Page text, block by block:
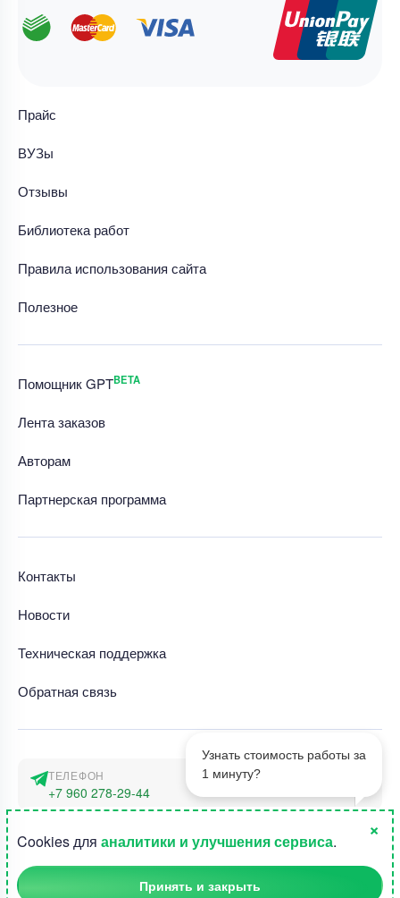
1
Узнать стоимость работы за
1 минуту?
Прайс
ВУЗы
Отзывы
Библиотека работ
Правила использования сайта
Полезное
Помощник GPTBETA
Лента заказов
Авторам
Партнерская программа
Контакты
Новости
Техническая поддержка
Обратная связь
ТЕЛЕФОН
+7 960 278-29-44
г. Москва, наб. Тараса Шевченко 23а
Cookies для аналитики и улучшения сервиса.
×
Принять и закрыть